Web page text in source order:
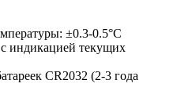
±0.3-0.5°C
индикацией текущих
CR2032 (2-3 года